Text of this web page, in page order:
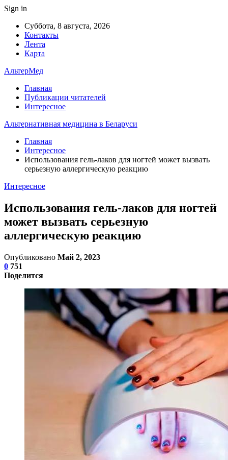
Sign in
Суббота, 8 августа, 2026
Контакты
Лента
Карта
АльтерМед
Главная
Публикации читателей
Интересное
Альтернативная медицина в Беларуси
Главная
Интересное
Использования гель-лаков для ногтей может вызвать
серьезную аллергическую реакцию
Интересное
Использования гель-лаков для ногтей
может вызвать серьезную
аллергическую реакцию
Опубликовано Май 2, 2023
0 751
Поделится